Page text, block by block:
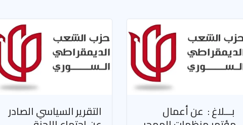
بـــلاغ : عن أعمال التقرير السياسي الصادر